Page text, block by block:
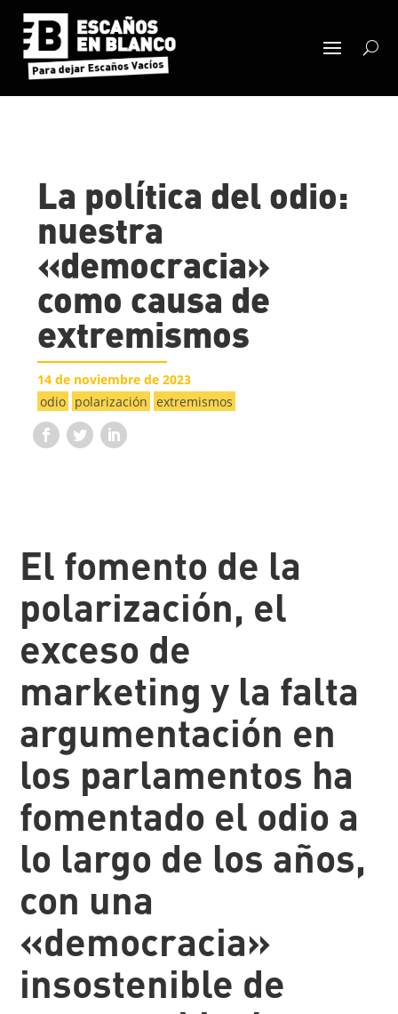
La política del odio:
nuestra
«democracia»
como causa de
extremismos
14 de noviembre de 2023
odio polarización extremismos
El fomento de la
polarización, el
exceso de
marketing y la falta
argumentación en
los parlamentos ha
fomentado el odio a
lo largo de los años,
con una
«democracia»
insostenible de